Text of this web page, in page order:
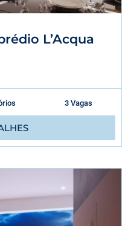
L’Acqua
3 Vagas